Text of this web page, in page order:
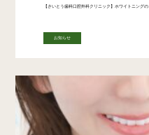
お知らせ